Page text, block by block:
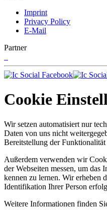
Imprint
Privacy Policy
E-Mail
Partner
Cookie
Wir setzen automatisiert nur
Daten von uns nicht
Bereitstellung der Funktionalität
Außerdem verwenden wir
der Webseiten messen, um das
kennen zu lernen. Wir erheben
Identifikation Ihrer Person
Weitere Informationen finden